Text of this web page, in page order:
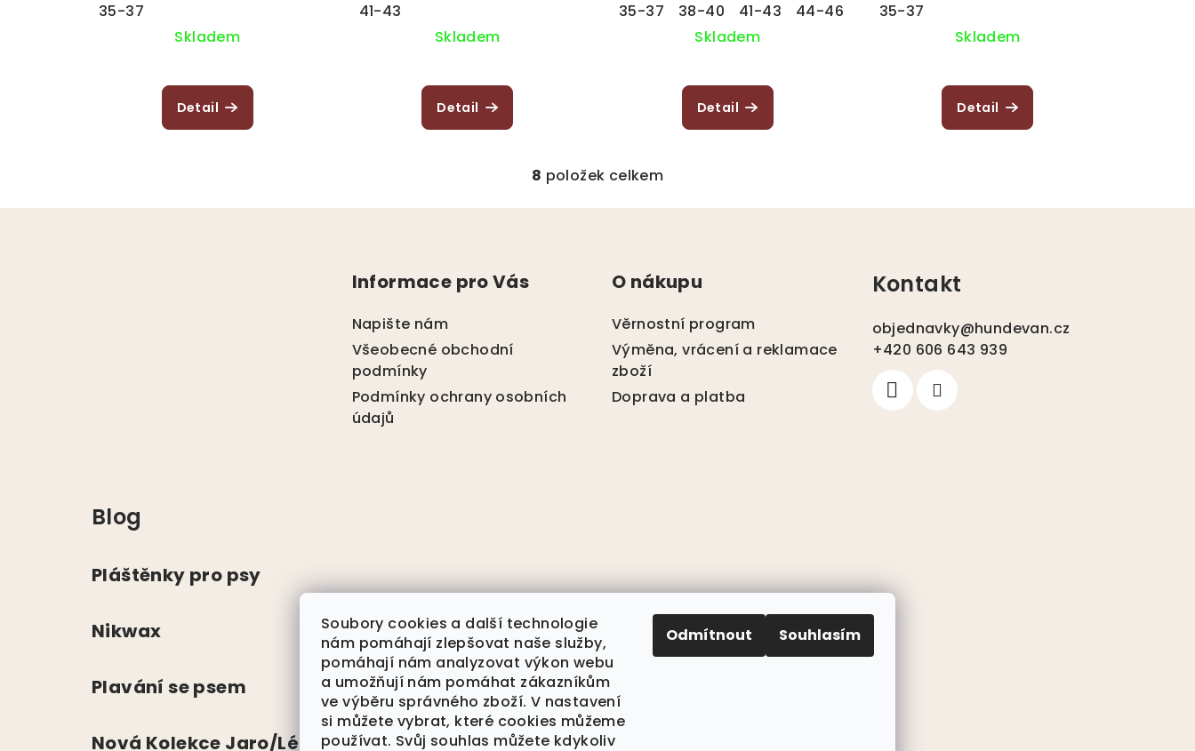
Soubory cookies a další technologie
nám pomáhají zlepšovat naše služby,
pomáhají nám analyzovat výkon webu
a umožňují nám pomáhat zákazníkům
ve výběru správného zboží. V nastavení
si můžete vybrat, které cookies můžeme
používat. Svůj souhlas můžete kdykoliv
Odmítnout Souhlasím
35-37
Skladem
Detail
41-43
Skladem
Detail
35-37 38-40 41-43
44-46
Skladem
Detail
35-37
Skladem
Detail
O
v
i
u
8 položek celkem
Informace pro Vás
Napište nám
Všeobecné obchodní
podmínky
Podmínky ochrany osobních
údajů
O nákupu
Věrnostní program
Výměna, vrácení a reklamace
zboží
Doprava a platba
Kontakt
objednavky@hundevan.cz
+420 606 643 939
Blog
Pláštěnky pro psy
Nikwax
Plavání se psem
Nová Kolekce Jaro/Léto